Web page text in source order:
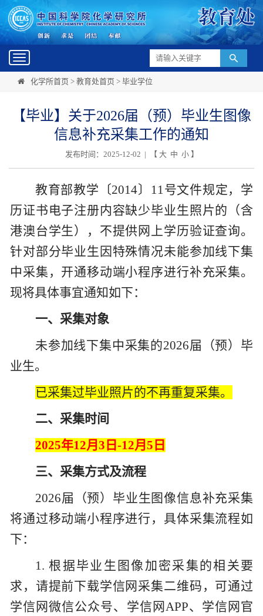
Toggle
navigation
化学所首页 > 教育处首页 > 毕业学位
【毕业】关于2026届（预）毕业生图像
信息补充采集工作的通知
发布时间：2025-12-02 | 【 大 中 小】
教育部教学〔2014〕11号文件规定，学
历证书电子注册内容缺少毕业生照片的（含
港澳台学生），不提供网上学历验证查询。
针对部分毕业生因特殊情况未能参加线下集
中采集，开通移动端小程序进行补充采集。
现将具体事宜通知如下：
一、采集对象
未参加线下集中采集的2026届（预）毕
业生。
已采集过毕业照片的不再重复采集。
二、采集时间
2025年12月3日-12月5日
三、采集方式及流程
2026届（预）毕业生图像信息补充采集
将通过移动端小程序进行，具体采集流程如
下：
1. 根据毕业生图像加密采集的相关要
求，请提前下载学信网采集二维码，可通过
学信网微信公众号、学信网APP、学信网官